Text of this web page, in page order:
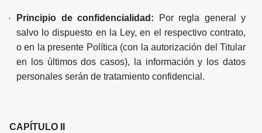
Principio de confidencialidad: Por regla general y
salvo lo dispuesto en la Ley, en el respectivo contrato,
o en la presente Política (con la autorización del Titular
en los últimos dos casos), la información y los datos
personales serán de tratamiento confidencial.
CAPÍTULO II